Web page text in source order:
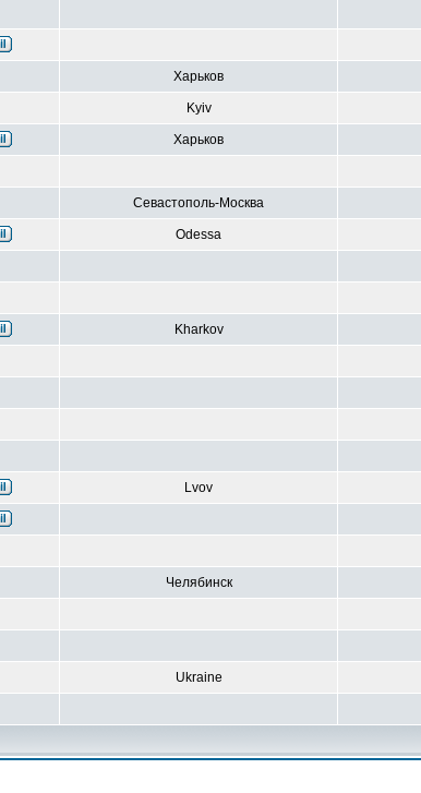
Харьков
Kyiv
Харьков
Севастополь-Москва
Odessa
Kharkov
Lvov
Челябинск
Ukraine